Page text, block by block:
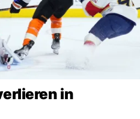
in